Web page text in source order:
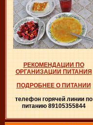
РЕКОМЕНДАЦИИ ПО
ОРГАНИЗАЦИИ ПИТАНИЯ
ПОДРОБНЕЕ О ПИТАНИИ
телефон горячей линии по
питанию 89105355844